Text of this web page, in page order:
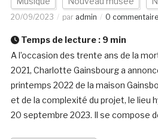
20/09/2023 par admin 0 commentaire
Temps de lecture : 9 min
A l’occasion des trente ans de la
2021, Charlotte Gainsbourg a
printemps 2022 de la maison
et de la complexité du projet, le lieu
20 septembre 2023. Il se compose